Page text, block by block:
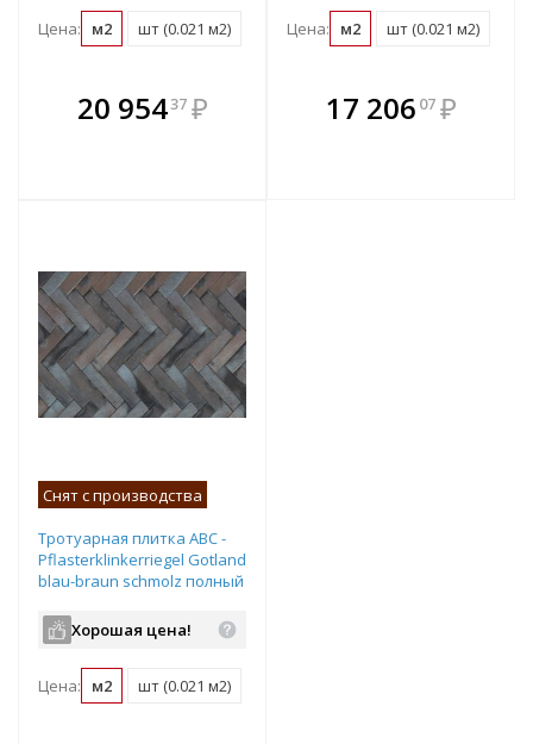
Цена: м2 шт (0.021 м2)
20 95437 ₽
В комплекте
всегда выгоднее!
Цена: м2 шт (0.021 м2)
В комплекте
всегда выгоднее!
17 206 07 ₽
Снят с производства
Тротуарная плитка ABC -
Pflasterklinkerriegel Gotland
blau-braun schmolz полный
Хорошая цена!
Цена: м2 шт (0.021 м2)